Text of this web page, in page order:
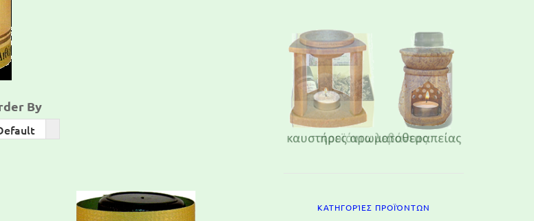
By
ΚΑΤΗΓΟΡΊΕΣ ΠΡΟΪΌΝΤΩΝ